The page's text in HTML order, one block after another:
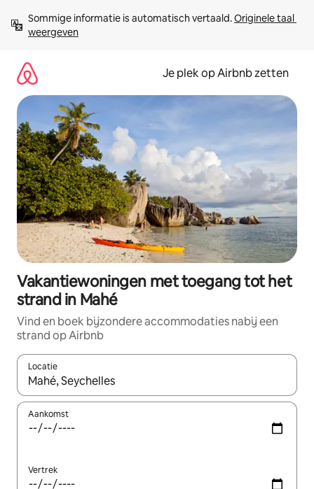
direct
naar
Sommige informatie is automatisch vertaald. Originele taal
weergeven
Je plek op Airbnb zetten
Vakantiewoningen met toegang tot het
strand in Mahé
Vind en boek bijzondere accommodaties nabij een
strand op Airbnb
Locatie
Wanneer er resultaten beschikbaar zijn, maak je een keuze
Aankomst
Vertrek